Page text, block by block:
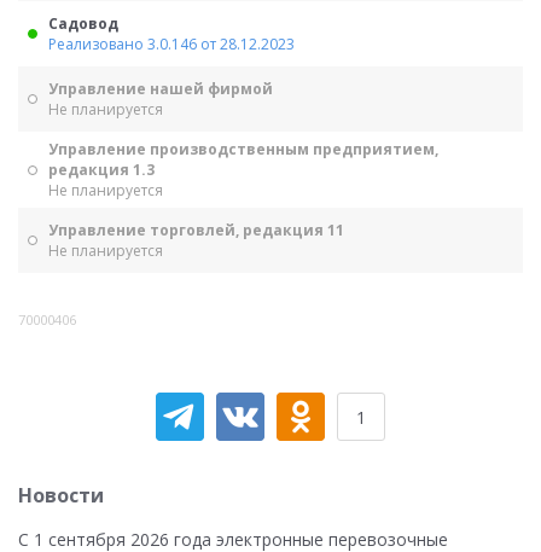
Садовод
Реализовано 3.0.146 от 28.12.2023
Управление нашей фирмой
Не планируется
Управление производственным предприятием,
редакция 1.3
Не планируется
Управление торговлей, редакция 11
Не планируется
70000406
1
Новости
С 1 сентября 2026 года электронные перевозочные